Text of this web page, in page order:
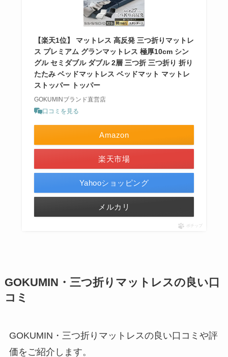
【楽天1位】 マットレス 高反発 三つ折りマットレ
ス プレミアム グランマットレス 極厚10cm シン
グル セミダブル ダブル 2層 三つ折 三つ折り 折り
たたみ ベッドマットレス ベッドマット マットレ
ストッパー トッパー
GOKUMINブランド直営店
口コミを見る
Amazon
楽天市場
Yahooショッピング
メルカリ
ポチップ
GOKUMIN・三つ折りマットレスの良い口
コミ
GOKUMIN・三つ折りマットレスの良い口コミや評
価をご紹介します。